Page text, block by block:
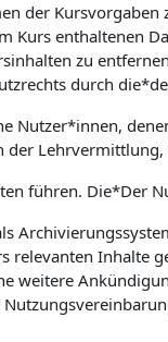
der
Kurs enthaltenen
zu
durch
Nutzer*innen,
führen. Die*Der
Inhalte
weitere